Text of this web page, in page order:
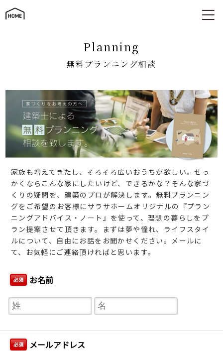
建築士による無料プランニング
planning
無料プランニング相談
家族も増えてきたし、そろそろ広いおうちが欲しい。せっ
かくならこんな家にしたいけど、できるかな？そんな家づ
くりの疑問を、建築のプロが解決します。無料プランニン
グをご希望のお客様にサラサホームオリジナルの『プラン
ニングアドバイス・ノート』を使って、理想の暮らしをプ
ラン提案させて頂きます。まずは夢や憧れ、ライフスタイ
ルについて、自由にお話をお聞かせください。メールに
て、お気軽にご連絡頂ければと思います。
必須 お名前
必須 メールアドレス